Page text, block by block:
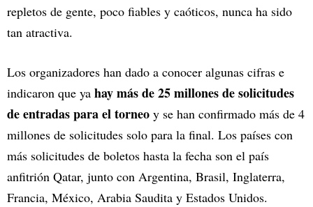
repletos de gente, poco fiables y caóticos, nunca ha sido
tan atractiva.
Los organizadores han dado a conocer algunas cifras e
indicaron que ya hay más de 25 millones de solicitudes
de entradas para el torneo y se han confirmado más de 4
millones de solicitudes solo para la final. Los países con
más solicitudes de boletos hasta la fecha son el país
anfitrión Qatar, junto con Argentina, Brasil, Inglaterra,
Francia, México, Arabia Saudita y Estados Unidos.